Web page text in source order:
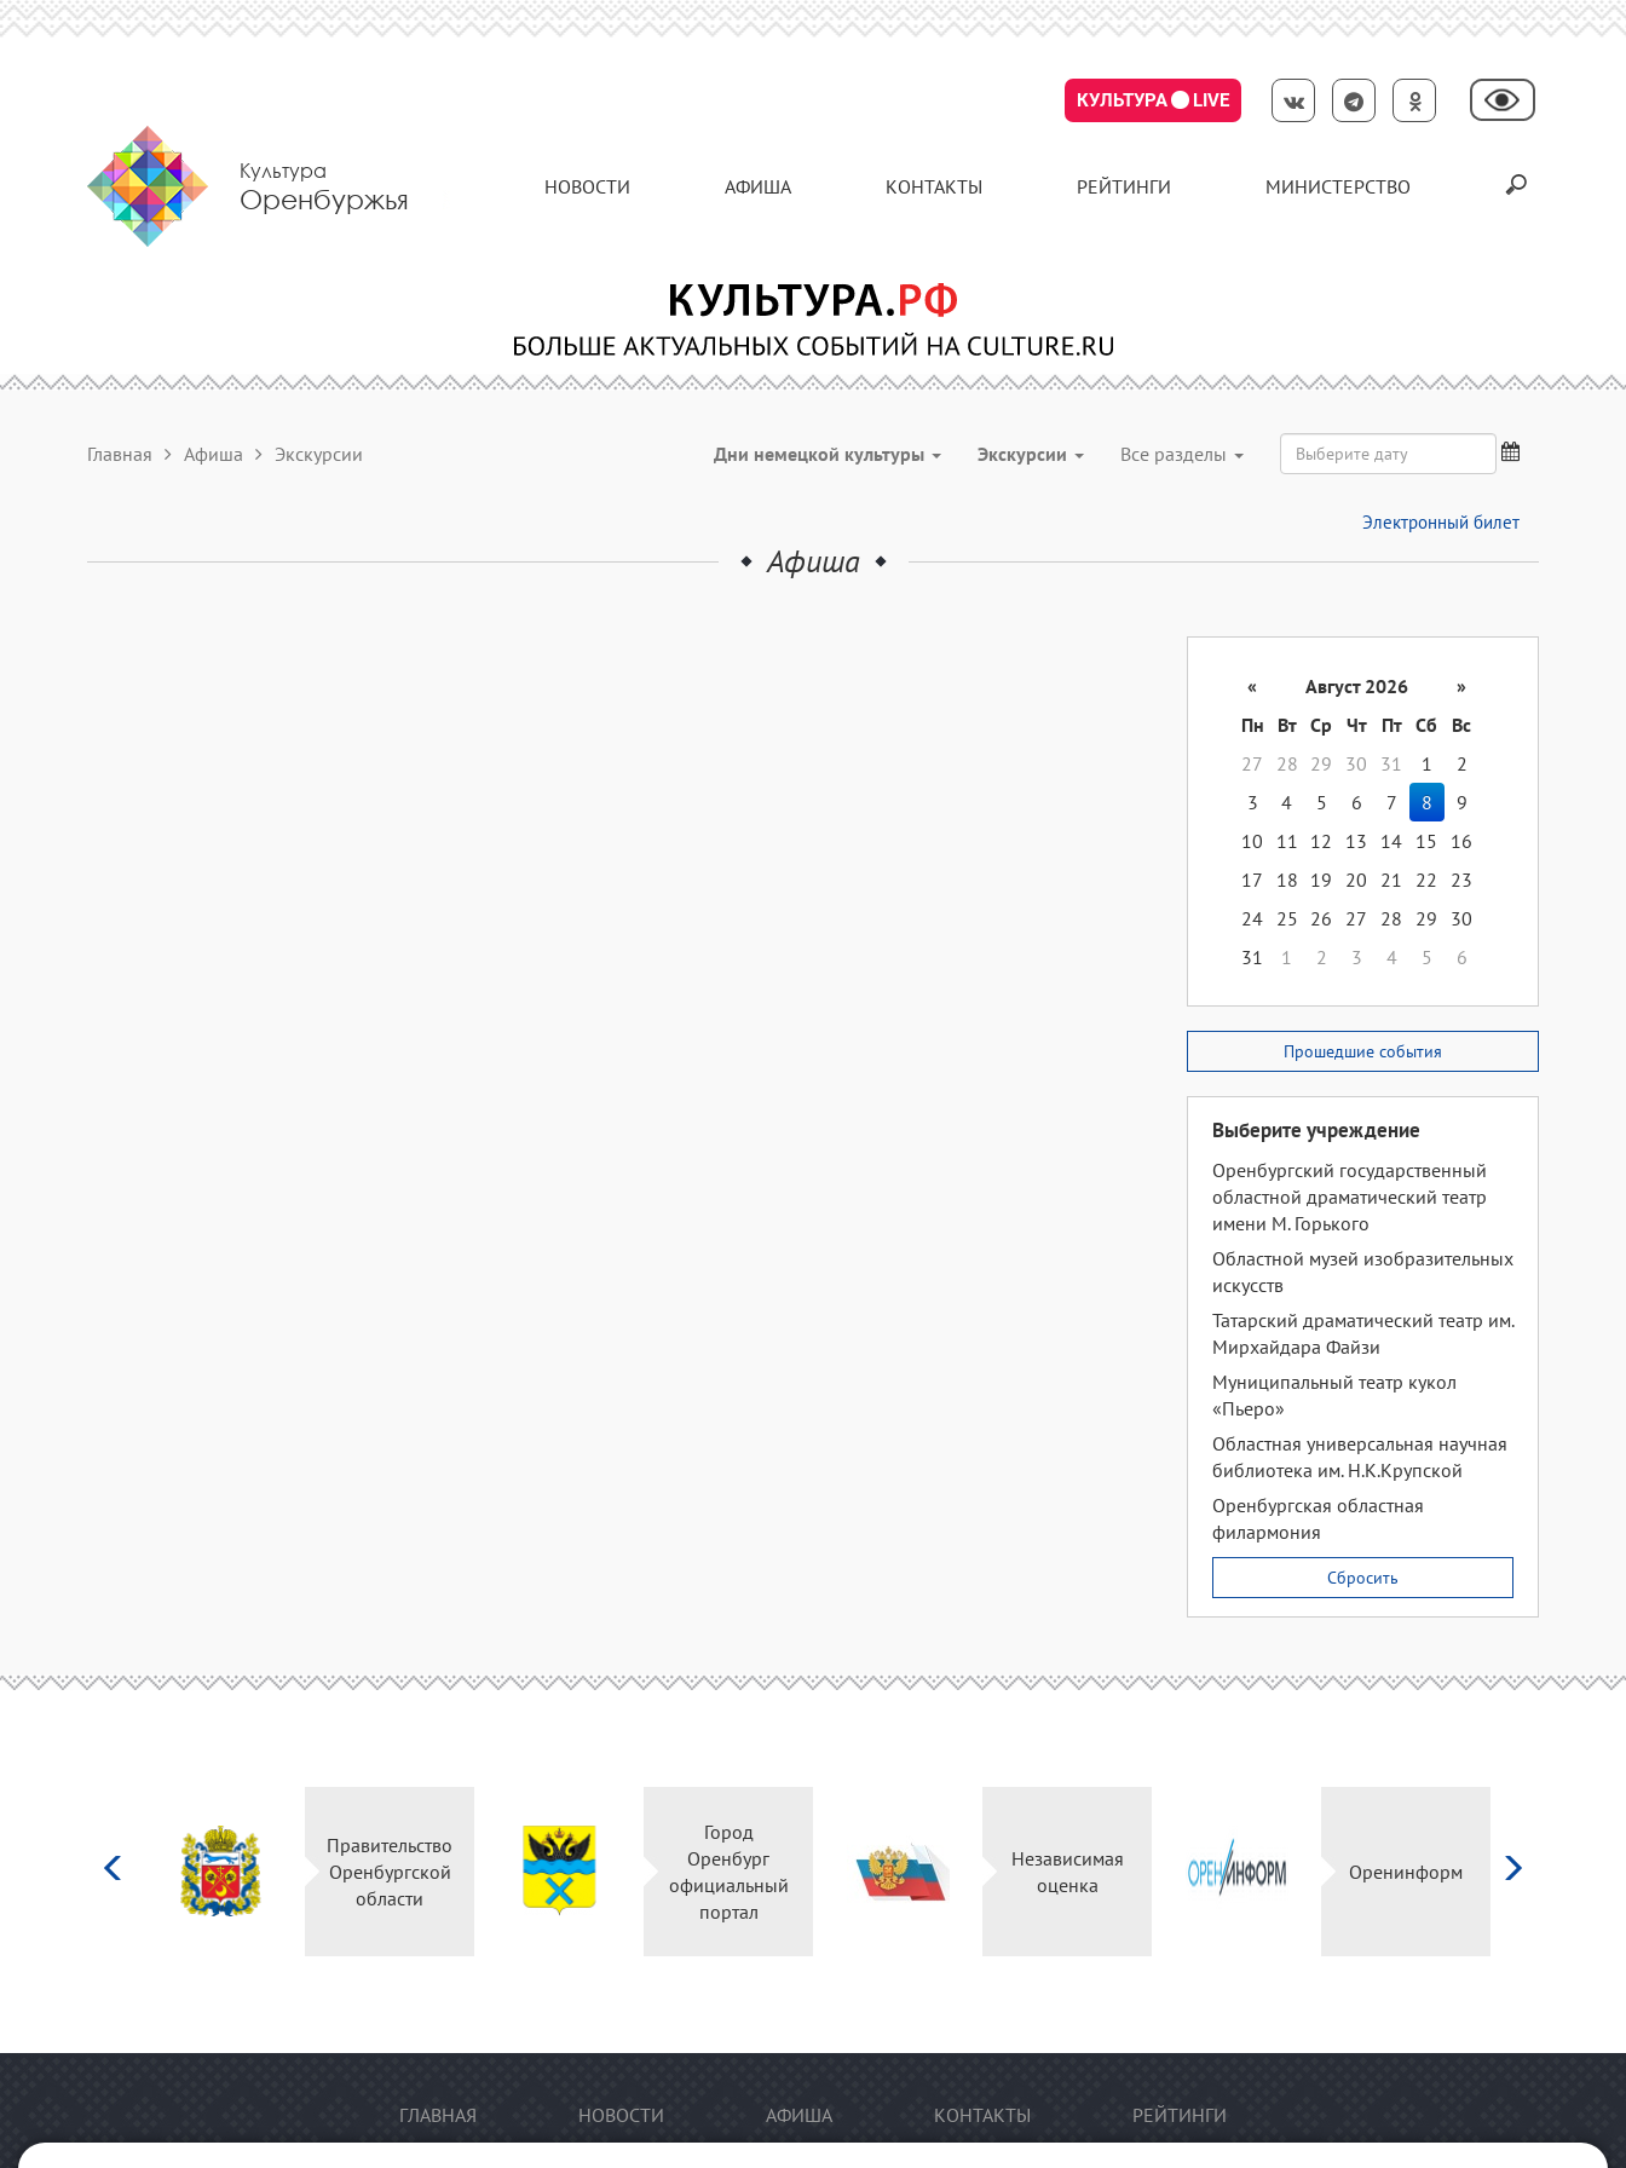
КУЛЬТУРА LIVE
Культура
Оренбуржья НОВОСТИ АФИША КОНТАКТЫ РЕЙТИНГИ МИНИСТЕРСТВО
Главная Афиша Экскурсии Дни немецкой культуры Экскурсии Все разделы
Электронный билет
Афиша
« Август 2026
»
Пн
Вт Ср Чт Пт Сб
Вс
27
28 29 30 31 1
2
3
4 5 6 7 8
9
10
11 12 13 14 15
16
17
18 19 20 21 22
23
24 25 26 27 28 29
30
31
1 2 3 4 5 6
Прошедшие события
Выберите учреждение
Оренбургский государственный
областной драматический театр
имени М. Горького
Областной музей изобразительных
искусств
Татарский драматический театр им.
Мирхайдара Файзи
Муниципальный театр кукол
«Пьеро»
Областная универсальная научная
библиотека им. Н.К.Крупской
Оренбургская областная
филармония
Сбросить
Правительство
Оренбургской
области
Город
Оренбург
официальный
портал
Независимая
оценка
Оренинформ
ГЛАВНАЯ НОВОСТИ АФИША КОНТАКТЫ РЕЙТИНГИ